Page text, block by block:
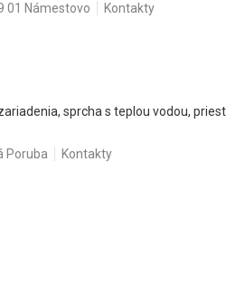
01 Námestovo Kontakty
sprcha s teplou vodou,
Poruba Kontakty